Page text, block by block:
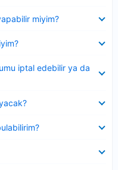
miyim?
iptal edebilir ya da